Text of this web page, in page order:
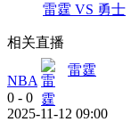
雷霆 VS 勇士
相关直播
NBA
雷霆
0 - 0
2025-11-12 09:00